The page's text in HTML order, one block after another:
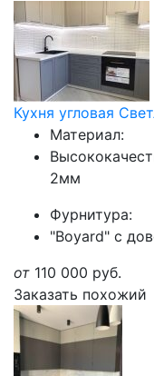
Кухня угловая
Материал:
2мм
Фурнитура:
"Boyard" с
от 110 000 руб.
Заказать похожий